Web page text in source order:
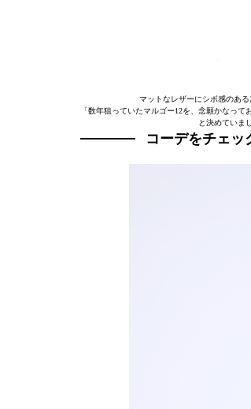
マットなレザーにシボ感のあ
「数年狙っていたマルゴー12を、念願かなっ
と決めていま
コーデをチェッ